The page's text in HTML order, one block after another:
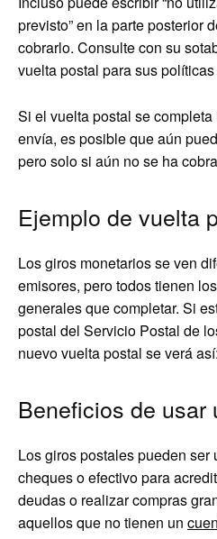
previsto” en la parte posterior
cobrarlo. Consulte con su
vuelta postal para sus
Si el vuelta postal se
envía, es posible que aún
pero solo si aún no se ha
Ejemplo de vuelta
Los giros monetarios se ven
emisores, pero todos tienen
generales que completar. Si
postal del Servicio Postal de
nuevo vuelta postal se verá así:
Beneficios de usar
Los giros postales pueden
cheques o efectivo para
deudas o realizar compras
aquellos que no tienen un